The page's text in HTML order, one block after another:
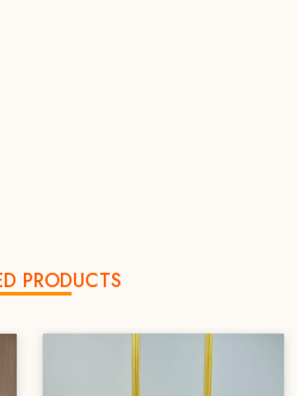
PRODUCTS